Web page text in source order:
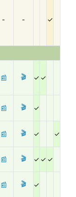
- -
📰 🎬
📰 🎬
📰 🎬
📰 🎬
📰 🎬